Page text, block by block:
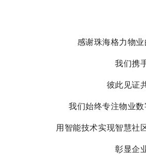
感谢珠海格力物业
我们携
彼此见证
我们始终专注物业
用智能技术实现智慧社
彰显企